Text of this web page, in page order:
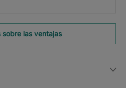
sobre las ventajas